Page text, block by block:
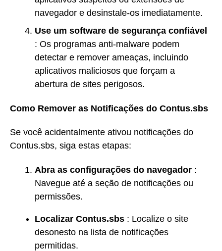
navegador e desinstale-os imediatamente.
Use um software de segurança confiável
: Os programas anti-malware podem
detectar e remover ameaças, incluindo
aplicativos maliciosos que forçam a
abertura de sites perigosos.
Como Remover as Notificações do Contus.sbs
Se você acidentalmente ativou notificações do
Contus.sbs, siga estas etapas:
Abra as configurações do navegador :
Navegue até a seção de notificações ou
permissões.
Localizar Contus.sbs : Localize o site
desonesto na lista de notificações
permitidas.